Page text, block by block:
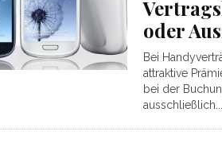
oder
Bei
attraktive
bei der
ausschließlich...